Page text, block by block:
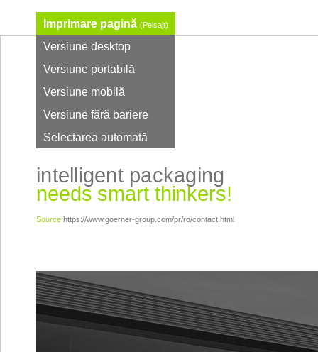
intelligent packaging
needs smart thinkers!
Source https://www.goerner-group.com/pr/ro/contact.html
Imprimare pagină (Peisajt)
Versiune desktop
Versiune portabilă
Versiune mobilă
Versiune fără bariere
Selectarea automată